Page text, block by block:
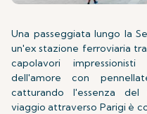
Una passeggiata lungo la
un'ex stazione ferroviaria
capolavori
dell'amore con
catturando l'essenza del
viaggio attraverso Parigi è